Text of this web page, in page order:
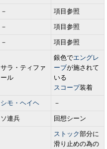
－ 項目参照
－ 項目参照
－ 項目参照
サラ・ティファ
ール
銀色でエングレ
ーブが施されて
いる
スコープ装着
シモ・ヘイヘ －
ソ連兵 回想シーン
ストック部分に
滑り止めの為の